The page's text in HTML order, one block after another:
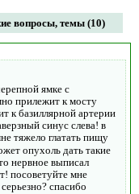
вопросы, темы (10)
ямке с
прилежит к мосту
к базиллярной артерии
синус слева! в
тяжело глатать пищу
опухоль дать такие
нервное выписал
посоветуйте мне
спасибо